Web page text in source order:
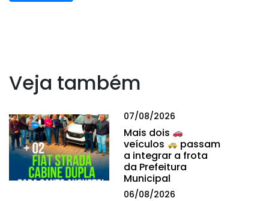
Veja também
07/08/2026
Mais dois
veículos
passam
a integrar a frota
da Prefeitura
Municipal
06/08/2026